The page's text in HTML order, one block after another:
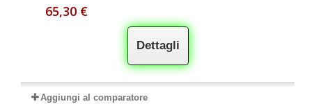
65,30 €
Dettagli
Aggiungi al comparatore